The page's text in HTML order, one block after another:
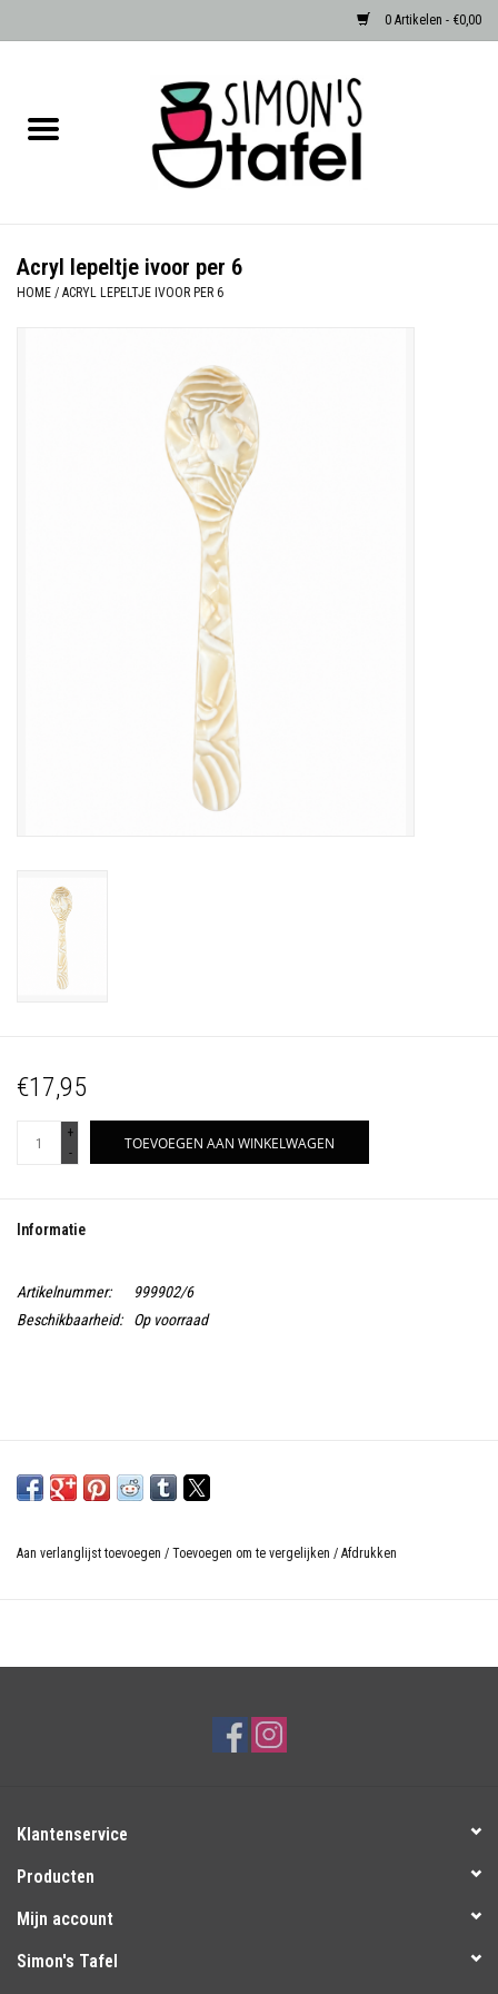
0 Artikelen - €0,00
Albast waxinehouders van Zenza
Acryl lepeltje ivoor per 6
HOME / ACRYL LEPELTJE IVOOR PER 6
€17,95
+
-
TOEVOEGEN AAN WINKELWAGEN
Informatie
Artikelnummer:
999902/6
Beschikbaarheid:
Op voorraad
Aan verlanglijst toevoegen / Toevoegen om te vergelijken / Afdrukken
Klantenservice
Producten
Mijn account
Simon's Tafel